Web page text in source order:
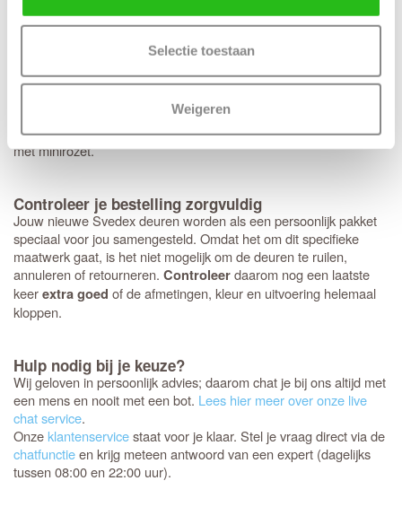
Selectie toestaan
Weigeren
deurbeslag past perfect. Hoewel het deurbeslag van Svedex
kwalitatief uitstekend is, ben je hier niet aan gebonden en kun je
ook voor andere merken kiezen. Heb je een voorkeur voor een
strakke look met minirozetten in plaats van een standaard rond of
Houd er wel rekening mee dat deze specifieke fabrieksboring
alleen mogelijk is bij aankoop van origineelSvedex deurbeslag
met minirozet.
Controleer je bestelling zorgvuldig
Jouw nieuwe Svedex deuren worden als een persoonlijk pakket
speciaal voor jou samengesteld. Omdat het om dit specifieke
maatwerk gaat, is het niet mogelijk om de deuren te ruilen,
annuleren of retourneren. Controleerdaarom nog een laatste
keerextra goed of de afmetingen, kleur en uitvoering helemaal
kloppen.
Hulp nodig bij je keuze?
Wij geloven in persoonlijk advies; daarom chat je bij ons altijd met
een mens en nooit met een bot. Lees hier meer over onze live
chat service.
Onzeklantenservicestaat voor je klaar. Stel je vraag direct via de
chatfunctieen krijg meteen antwoord van een expert (dagelijks
tussen 08:00 en 22:00 uur).